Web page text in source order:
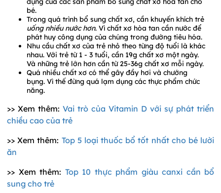
bé.
Trong quá trình bổ sung chất xơ, cần khuyến khích trẻ
uống nhiều nước hơn. Vì chất xơ hòa tan cần nước để
phát huy công dụng của chúng trong đường tiêu hóa.
Nhu cầu chất xơ của trẻ nhỏ theo từng độ tuổi là khác
nhau. Với trẻ từ 1 - 3 tuổi, cần 19g chất xơ một ngày.
Và những trẻ lớn hơn cần từ 25-36g chất xơ mỗi ngày.
Quá nhiều chất xơ có thể gây đầy hơi và chướng
bụng. Vì thế đừng quá lạm dụng các thực phẩm chức
năng.
>> Xem thêm: Vai trò của Vitamin D với sự phát triển
chiều cao của trẻ
>> Xem thêm: Top 5 loại thuốc bổ tốt nhất cho bé lười
ăn
>> Xem thêm: Top 10 thực phẩm giàu canxi cần bổ
sung cho trẻ